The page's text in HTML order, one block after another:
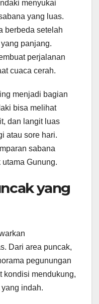
menyukai
yang luas.
berbeda setelah
panjang.
perjalanan
cuaca cerah.
menjadi bagian
bisa melihat
dan langit luas
atau sore hari.
sabana
Gunung.
yang
Dari area puncak,
pegunungan
kondisi mendukung,
indah.